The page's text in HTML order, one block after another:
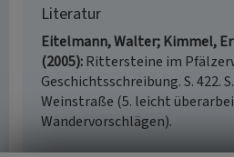
Literatur
Eitelmann, Walter; Kimmel,
(2005) Rittersteine im
Geschichtsschreibung. S. 422.
Weinstraße (5. leicht
Wandervorschlägen).